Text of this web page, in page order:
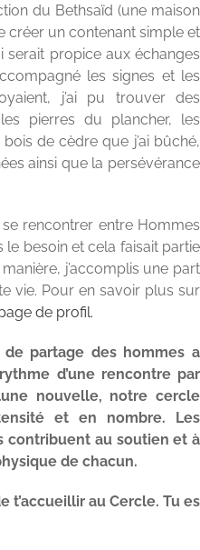
du Bethsaïd (une maison
créer un contenant simple et
serait propice aux échanges
les signes et les
j’ai pu trouver des
pierres du plancher, les
de cèdre que j’ai bûché,
ainsi que la persévérance
rencontrer entre Hommes
le besoin et cela faisait partie
j’accomplis une part
vie. Pour en savoir plus sur
de profil.
partage des hommes a
d’une rencontre par
nouvelle, notre cercle
et en nombre. Les
contribuent au soutien et à
de chacun.
t’accueillir au Cercle. Tu es